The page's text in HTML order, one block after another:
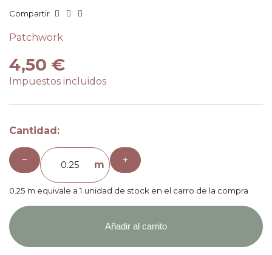
Compartir
Patchwork
4,50 €
Impuestos incluidos
Cantidad:
− m +
0.25 m equivale a 1 unidad de stock en el carro de la compra
Añadir al carrito